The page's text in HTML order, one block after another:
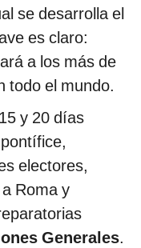
se desarrolla el
es claro:
a los más de
todo el mundo.
y 20 días
electores,
Roma y
Generales.